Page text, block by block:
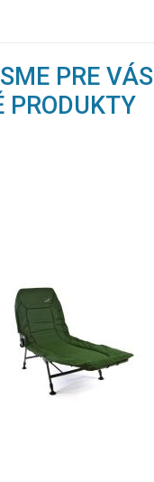
PRE VÁS
PRODUKTY